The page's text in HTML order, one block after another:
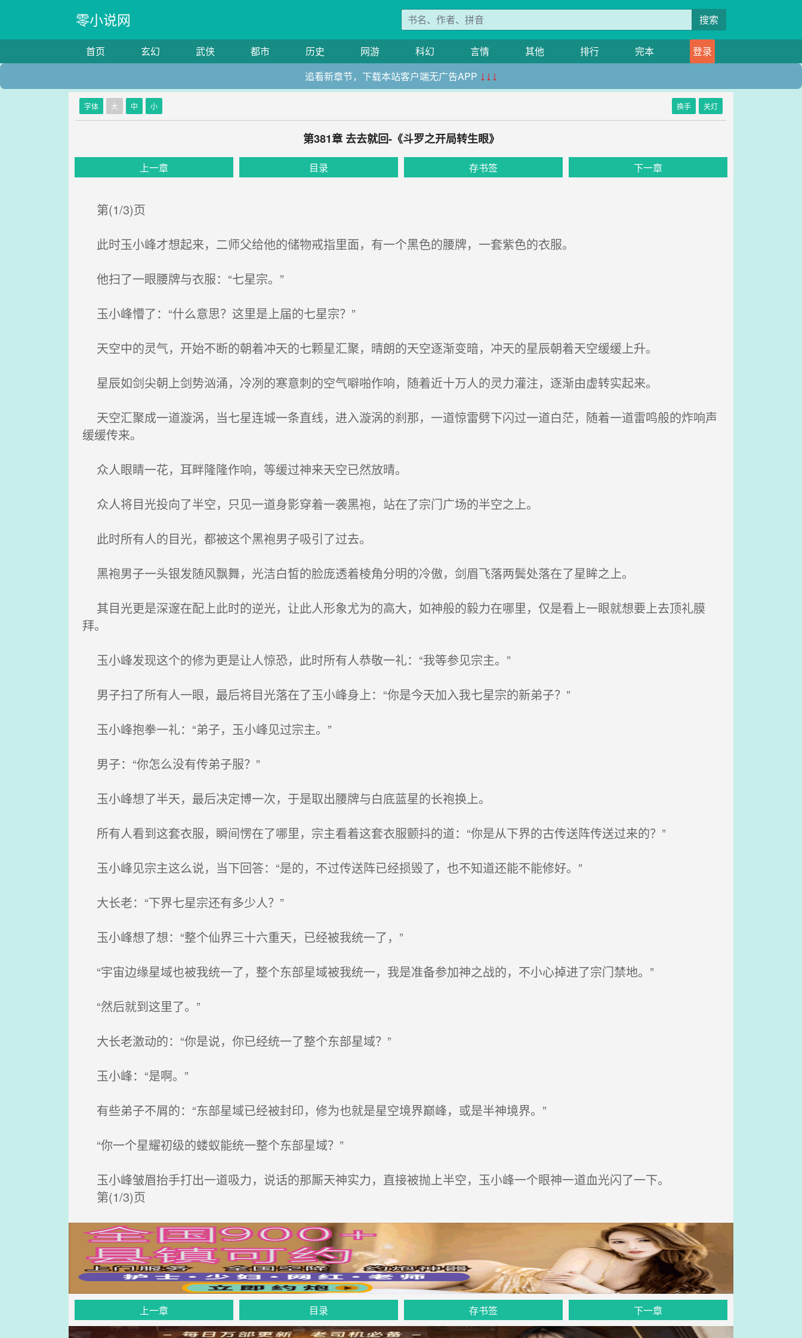
零小说网 搜索
首页 玄幻 武侠 都市 历史 网游 科幻 言情 其他 排行 完本
登录
追看新章节，下载本站客户端无广告APP ↓↓↓
字体 大 中 小 换手 关灯
第381章 去去就回-《斗罗之开局转生眼》
上一章 目录 存书签 下一章
第(1/3)页
此时玉小峰才想起来，二师父给他的储物戒指里面，有一个黑色的腰牌，一套紫色的衣服。
他扫了一眼腰牌与衣服：“七星宗。”
玉小峰懵了：“什么意思？这里是上届的七星宗？”
天空中的灵气，开始不断的朝着冲天的七颗星汇聚，晴朗的天空逐渐变暗，冲天的星辰朝着天空缓缓上升。
星辰如剑尖朝上剑势汹涌，冷冽的寒意刺的空气噼啪作响，随着近十万人的灵力灌注，逐渐由虚转实起来。
天空汇聚成一道漩涡，当七星连城一条直线，进入漩涡的刹那，一道惊雷劈下闪过一道白茫，随着一道雷鸣般的炸响声
缓缓传来。
众人眼睛一花，耳畔隆隆作响，等缓过神来天空已然放晴。
众人将目光投向了半空，只见一道身影穿着一袭黑袍，站在了宗门广场的半空之上。
此时所有人的目光，都被这个黑袍男子吸引了过去。
黑袍男子一头银发随风飘舞，光洁白皙的脸庞透着棱角分明的冷傲，剑眉飞落两鬓处落在了星眸之上。
其目光更是深邃在配上此时的逆光，让此人形象尤为的高大，如神般的毅力在哪里，仅是看上一眼就想要上去顶礼膜
拜。
玉小峰发现这个的修为更是让人惊恐，此时所有人恭敬一礼：“我等参见宗主。”
男子扫了所有人一眼，最后将目光落在了玉小峰身上：“你是今天加入我七星宗的新弟子？”
玉小峰抱拳一礼：“弟子，玉小峰见过宗主。”
男子：“你怎么没有传弟子服？”
玉小峰想了半天，最后决定博一次，于是取出腰牌与白底蓝星的长袍换上。
所有人看到这套衣服，瞬间愣在了哪里，宗主看着这套衣服颤抖的道：“你是从下界的古传送阵传送过来的？”
玉小峰见宗主这么说，当下回答：“是的，不过传送阵已经损毁了，也不知道还能不能修好。”
大长老：“下界七星宗还有多少人？”
玉小峰想了想：“整个仙界三十六重天，已经被我统一了，”
“宇宙边缘星域也被我统一了，整个东部星域被我统一，我是准备参加神之战的，不小心掉进了宗门禁地。”
“然后就到这里了。”
大长老激动的：“你是说，你已经统一了整个东部星域？”
玉小峰：“是啊。”
有些弟子不屑的：“东部星域已经被封印，修为也就是星空境界巅峰，或是半神境界。”
“你一个星耀初级的蝼蚁能统一整个东部星域？”
玉小峰皱眉抬手打出一道吸力，说话的那厮天神实力，直接被抛上半空，玉小峰一个眼神一道血光闪了一下。
第(1/3)页
上一章 目录 存书签 下一章